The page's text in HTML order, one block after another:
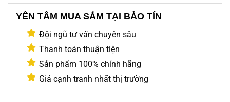
YÊN TÂM MUA SẮM TẠI BẢO TÍN
Đội ngũ tư vấn chuyên sâu
Thanh toán thuận tiện
Sản phẩm 100% chính hãng
Giá cạnh tranh nhất thị trường